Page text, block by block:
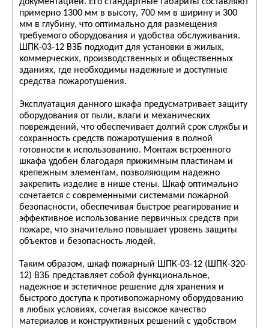
примерно 1300 мм в высоту, 700 мм в ширину и 300
мм в глубину, что оптимально для размещения
требуемого оборудования и удобства обслуживания.
ШПК-03-12 ВЗБ подходит для установки в жилых,
коммерческих, производственных и общественных
зданиях, где необходимы надежные и доступные
средства пожаротушения.
Эксплуатация данного шкафа предусматривает защиту
оборудования от пыли, влаги и механических
повреждений, что обеспечивает долгий срок службы и
сохранность средств пожаротушения в полной
готовности к использованию. Монтаж встроенного
шкафа удобен благодаря прижимным пластинам и
крепежным элементам, позволяющим надежно
закрепить изделие в нише стены. Шкаф оптимально
сочетается с современными системами пожарной
безопасности, обеспечивая быстрое реагирование и
эффективное использование первичных средств при
пожаре, что значительно повышает уровень защиты
объектов и безопасность людей.
Таким образом, шкаф пожарный ШПК-03-12 (ШПК-320-
12) ВЗБ представляет собой функциональное,
надежное и эстетичное решение для хранения и
быстрого доступа к противопожарному оборудованию
в любых условиях, сочетая высокое качество
материалов и конструктивных решений с удобством